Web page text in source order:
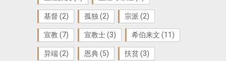
基督 (2) 孤独 (2) 宗派 (2)
宣教 (7) 宣教士(3) 希伯来文 (11)
异端(2) 恩典(5) 扶贫 (3)